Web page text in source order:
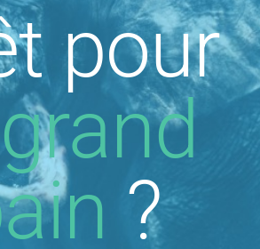
pour
grand
?